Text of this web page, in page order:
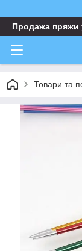
Продажа пряжи
Товари та